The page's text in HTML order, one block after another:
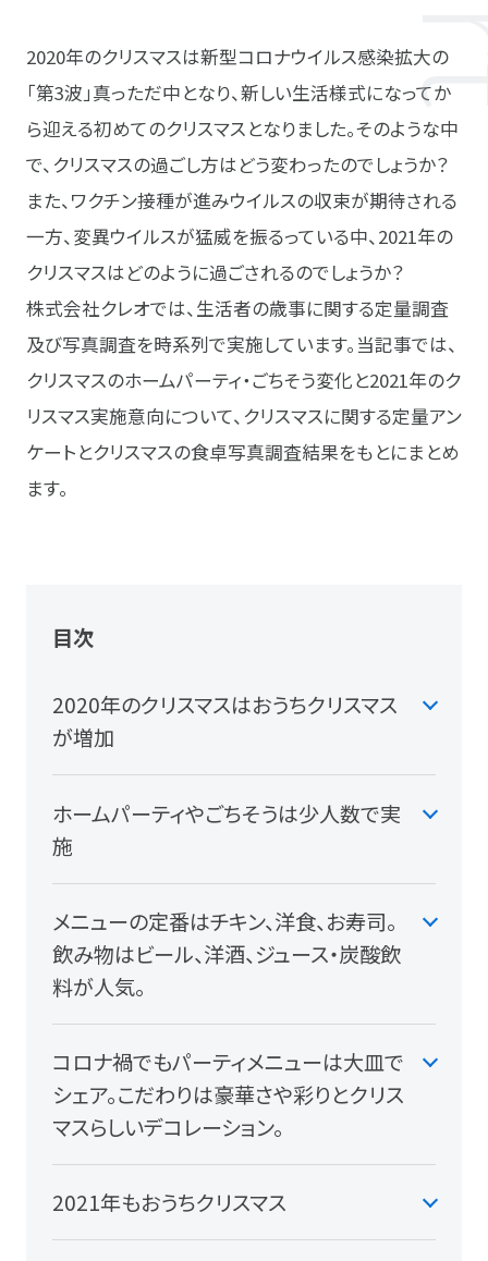
2020年のクリスマスは新型コロナウイルス感染拡大の
「第3波」真っただ中となり、新しい生活様式になってか
ら迎える初めてのクリスマスとなりました。そのような中
で、クリスマスの過ごし方はどう変わったのでしょうか？
また、ワクチン接種が進みウイルスの収束が期待される
一方、変異ウイルスが猛威を振るっている中、2021年の
クリスマスはどのように過ごされるのでしょうか？
株式会社クレオでは、生活者の歳事に関する定量調査
及び写真調査を時系列で実施しています。当記事では、
クリスマスのホームパーティ・ごちそう変化と2021年のク
リスマス実施意向について、クリスマスに関する定量アン
ケートとクリスマスの食卓写真調査結果をもとにまとめ
ます。
目次
2020年のクリスマスはおうちクリスマス
が増加
ホームパーティやごちそうは少人数で実
施
メニューの定番はチキン、洋食、お寿司。
飲み物はビール、洋酒、ジュース・炭酸飲
料が人気。
コロナ禍でもパーティメニューは大皿で
シェア。こだわりは豪華さや彩りとクリス
マスらしいデコレーション。
2021年もおうちクリスマス